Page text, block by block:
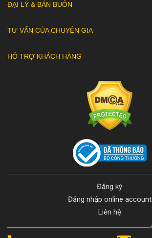
ĐẠI LÝ & BÁN BUÔN
TƯ VẤN CỦA CHUYÊN GIA
HỖ TRỢ KHÁCH HÀNG
Đăng ký
Đăng nhập online account
Liên hệ